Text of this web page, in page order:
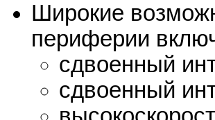
Широкие
периферии
сдвоенный
сдвоенный